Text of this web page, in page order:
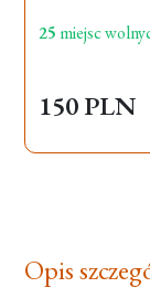
25 miejsc
150 PLN
Opis